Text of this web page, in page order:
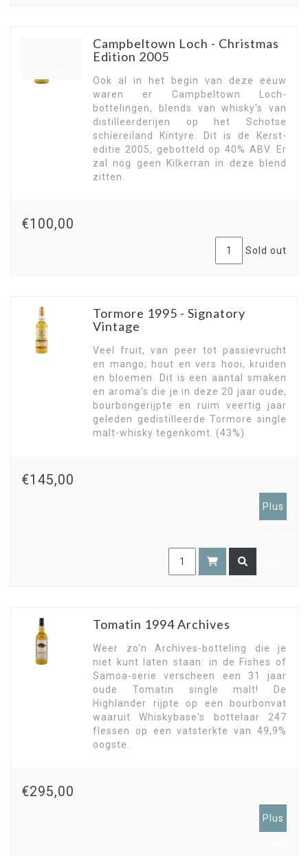
Campbeltown Loch - Christmas
Edition 2005
Ook al in het begin van deze eeuw
waren er Campbeltown Loch-
bottelingen, blends van whisky's van
distilleerderijen op het Schotse
schiereiland Kintyre. Dit is de Kerst-
editie 2005, gebotteld op 40% ABV. Er
zal nog geen Kilkerran in deze blend
zitten.
€100,00
Sold out
Tormore 1995 - Signatory
Vintage
Veel fruit, van peer tot passievrucht
en mango; hout en vers hooi, kruiden
en bloemen. Dit is een aantal smaken
en aroma's die je in deze 20 jaar oude,
bourbongerijpte en ruim veertig jaar
geleden gedistilleerde Tormore single
malt-whisky tegenkomt. (43%)
€145,00
Plus
Tomatin 1994 Archives
Weer zo'n Archives-botteling die je
niet kunt laten staan: in de Fishes of
Samoa-serie verscheen een 31 jaar
oude Tomatin single malt! De
Highlander rijpte op een bourbonvat
waaruit Whiskybase's bottelaar 247
flessen op een vatsterkte van 49,9%
oogste.
€295,00
Plus